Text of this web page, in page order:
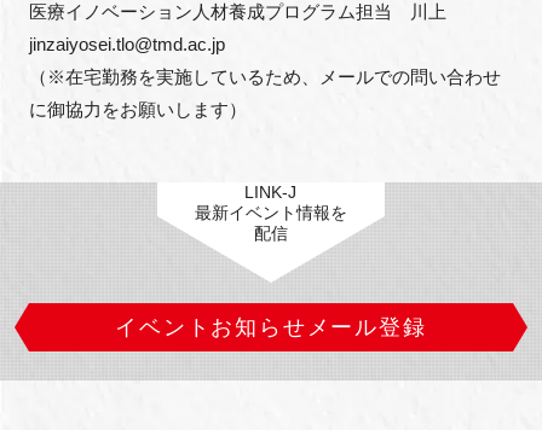
医療イノベーション人材養成プログラム担当　川上
jinzaiyosei.tlo@tmd.ac.jp
（※在宅勤務を実施しているため、メールでの問い合わせ
に御協力をお願いします）
LINK-J
最新イベント情報を
配信
イベントお知らせメール登録